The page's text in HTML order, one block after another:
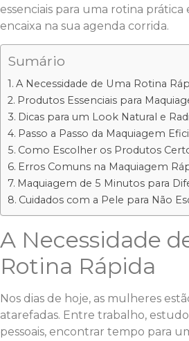
essenciais para uma rotina
encaixa na sua agenda corrida.
Sumário
A Necessidade de Uma Rotina
Produtos Essenciais para
Dicas para um Look Natural e
Passo a Passo da Maquiagem
Como Escolher os Produtos
Erros Comuns na Maquiagem
Maquiagem de 5 Minutos para
Cuidados com a Pele para Não
A Necessidade
Rotina Rápida
Nos dias de hoje, as mulheres
atarefadas. Entre trabalho,
pessoais, encontrar tempo para